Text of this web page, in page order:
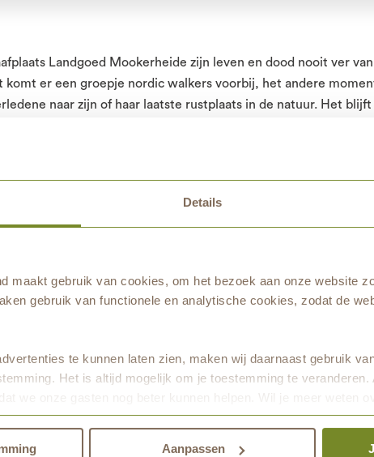
Details
maakt gebruik van cookies, om het bezoek aan onze website
gebruik van functionele en analytische cookies, zodat de
te kunnen laten zien, maken wij daarnaast gebruik
Het is altijd mogelijk om je toestemming te veranderen.
we onze gasten nog beter kunnen helpen. Wil je meer weten
Aanpassen
Landgoed Mookerheide zijn leven en dood nooit ver
komt er een groepje nordic walkers voorbij, het andere
naar zijn of haar laatste rustplaats in de natuur. Het
geweest in gebruiken en rituelen rondom leven
was mijn blik gericht op verre landen. Enkele jaren
boekwinkel, als tekstschrijver, en als begeleider van
voer ik gesprekken met belangstellenden of
organiseer ik wandelingen, lezingen en open dagen en
Dat kan een verhaal zijn over een vogel of insect,
plek heeft uitgekozen, of een natuurbeheerder die uitleg